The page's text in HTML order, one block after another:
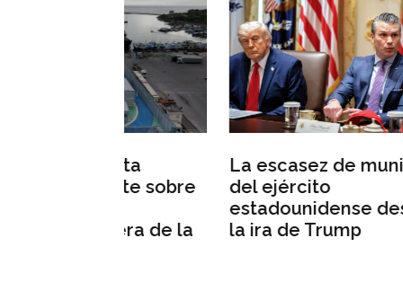
La escasez de munición
del ejército
estadounidense desata
la ira de Trump